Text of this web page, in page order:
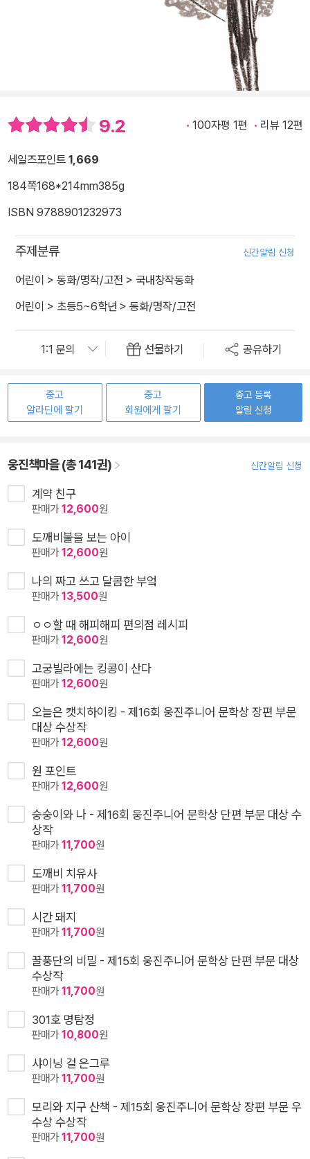
9.2 100자평 1편 리뷰 12편
세일즈포인트 1,669
184쪽168*214mm385g
ISBN 9788901232973
주제분류 신간알림 신청
어린이 > 동화/명작/고전 > 국내창작동화
어린이 > 초등5~6학년 > 동화/명작/고전
선물하기 공유하기
중고
알라딘에 팔기
중고
회원에게 팔기
중고 등록
알림 신청
웅진책마을 (총 141권) 신간알림 신청
계약 친구
판매가12,600원
도깨비불을 보는 아이
판매가12,600원
나의 짜고 쓰고 달콤한 부엌
판매가13,500원
ㅇㅇ할 때 해피해피 편의점 레시피
판매가12,600원
고궁빌라에는 킹콩이 산다
판매가12,600원
오늘은 캣치하이킹 - 제16회 웅진주니어 문학상 장편 부문
대상 수상작
판매가12,600원
원 포인트
판매가12,600원
숭숭이와 나 - 제16회 웅진주니어 문학상 단편 부문 대상 수
상작
판매가11,700원
도깨비 치유사
판매가11,700원
시간 돼지
판매가11,700원
꿀풍단의 비밀 - 제15회 웅진주니어 문학상 단편 부문 대상
수상작
판매가11,700원
301호 명탐정
판매가10,800원
샤이닝 걸 은그루
판매가11,700원
모리와 지구 산책 - 제15회 웅진주니어 문학상 장편 부문 우
수상 수상작
판매가11,700원